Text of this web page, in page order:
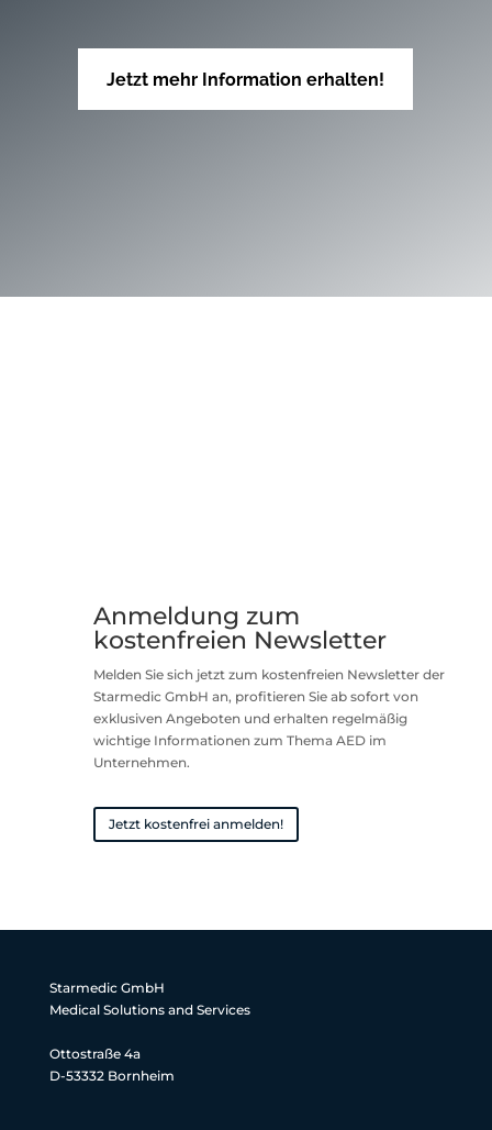
Jetzt mehr Information erhalten!
Anmeldung zum
kostenfreien Newsletter
Melden Sie sich jetzt zum kostenfreien Newsletter der
Starmedic GmbH an, profitieren Sie ab sofort von
exklusiven Angeboten und erhalten regelmäßig
wichtige Informationen zum Thema AED im
Unternehmen.
Jetzt kostenfrei anmelden!
Starmedic GmbH
Medical Solutions and Services
Ottostraße 4a
D-53332 Bornheim